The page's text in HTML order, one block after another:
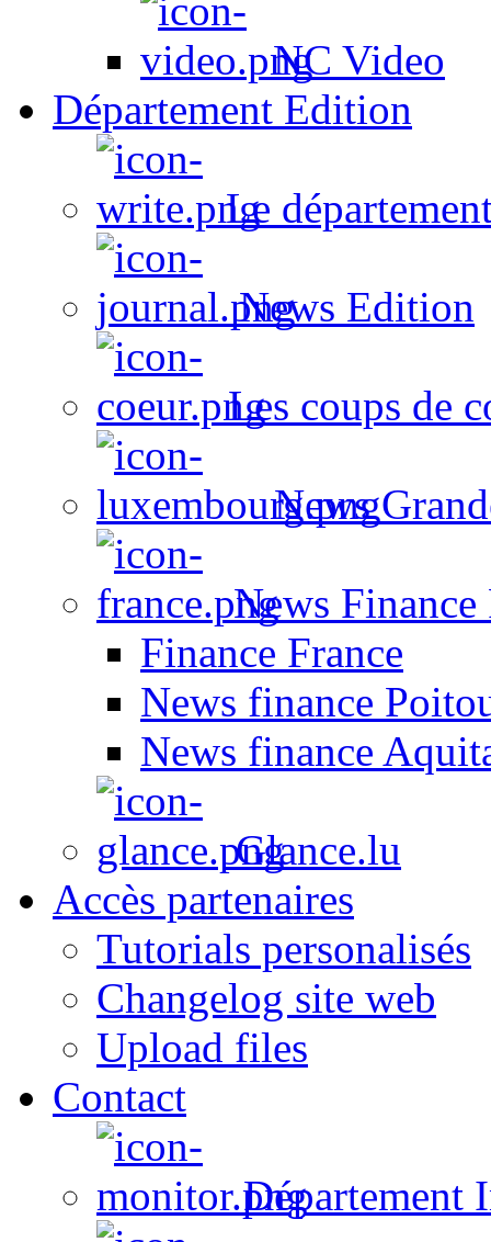
NC Video
Département Edition
Le
News Edition
Les coups de
News
News Finance
Finance France
News finance
News finance
Glance.lu
Accès partenaires
Tutorials personalisés
Changelog site web
Upload files
Contact
Département